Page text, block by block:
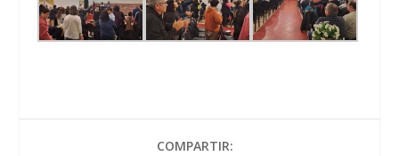
COMPARTIR: